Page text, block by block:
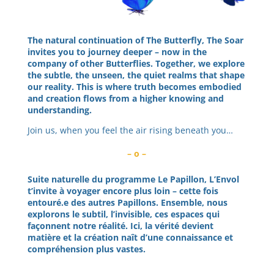
The natural continuation of The Butterfly, The Soar
invites you to journey deeper – now in the
company of other Butterflies. Together, we explore
the subtle, the unseen, the quiet realms that shape
our reality. This is where truth becomes embodied
and creation flows from a higher knowing and
understanding.
Join us, when you feel the air rising beneath you…
– o –
Suite naturelle du programme Le Papillon, L’Envol
t’invite à voyager encore plus loin – cette fois
entouré.e des autres Papillons. Ensemble, nous
explorons le subtil, l’invisible, ces espaces qui
façonnent notre réalité. Ici, la vérité devient
matière et la création naît d’une connaissance et
compréhension plus vastes.